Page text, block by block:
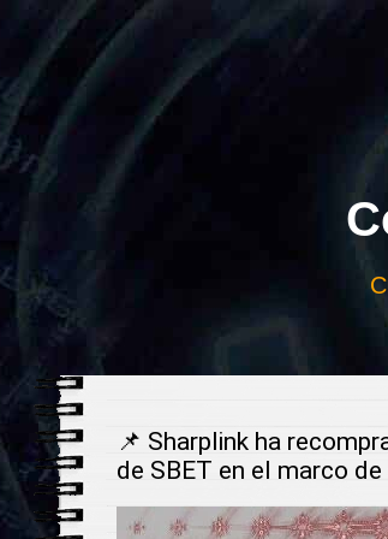
Выберите
язык
📌 Sharplink ha
de SBET en el marco